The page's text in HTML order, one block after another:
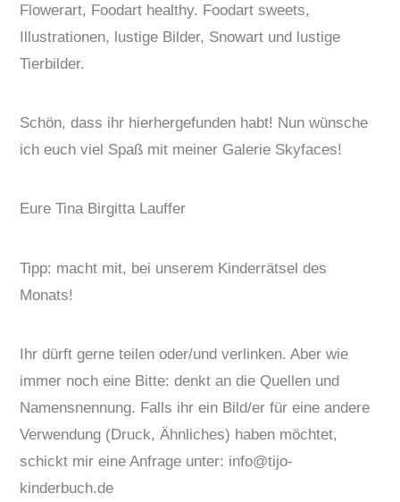
Flowerart, Foodart healthy. Foodart sweets,
Illustrationen, lustige Bilder, Snowart und lustige
Tierbilder.
Schön, dass ihr hierhergefunden habt! Nun wünsche
ich euch viel Spaß mit meiner Galerie Skyfaces!
Eure Tina Birgitta Lauffer
Tipp: macht mit, bei unserem Kinderrätsel des
Monats!
Ihr dürft gerne teilen oder/und verlinken. Aber wie
immer noch eine Bitte: denkt an die Quellen und
Namensnennung. Falls ihr ein Bild/er für eine andere
Verwendung (Druck, Ähnliches) haben möchtet,
schickt mir eine Anfrage unter: info@tijo-
kinderbuch.de